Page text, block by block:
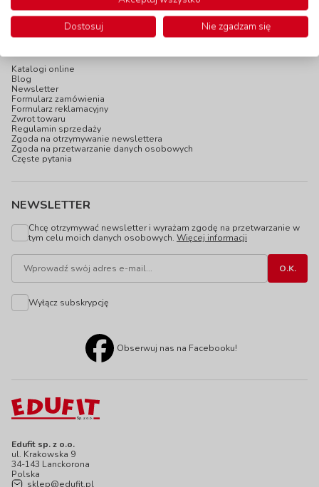
Edufit sp. z o.o.
ul. Krakowska 9
34-143 Lanckorona
Polska
sklep@edufit.pl
Katalogi online
Blog
Newsletter
Formularz zamówienia
Formularz reklamacyjny
Zwrot towaru
Regulamin sprzedaży
Zgoda na otrzymywanie newslettera
Zgoda na przetwarzanie danych osobowych
Częste pytania
NEWSLETTER
Chcę otrzymywać newsletter i wyrażam zgodę na przetwarzanie w
tym celu moich danych osobowych. Więcej informacji
Wyłącz subskrypcję
Obserwuj nas na Facebooku!
Dostosuj
Nie zgadzam się